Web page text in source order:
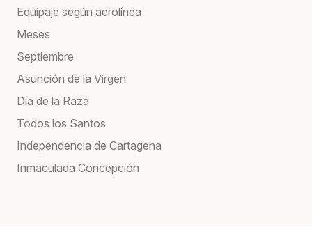
Equipaje según aerolínea
Meses
Septiembre
Asunción de la Virgen
Día de la Raza
Todos los Santos
Independencia de Cartagena
Inmaculada Concepción